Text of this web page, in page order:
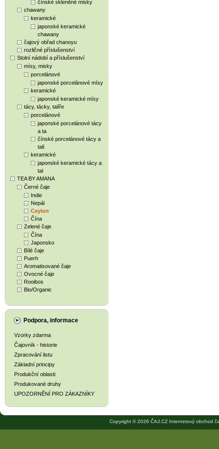
čínské skleněné misky
chawany
keramické
japonské keramické
chawany
čajový obřad chanoyu
rozličné příslušenství
Stolní nádobí a příslušenství
mísy, misky
porcelánové
japonské porcelánové mísy
keramické
japonské keramické mísy
tácy, tácky, talíře
porcelánové
japonské porcelánové tácy
a ta
čínské porcelánové tácy a
talí
keramické
japonské keramické tácy a
tal
TEA BY AMANA
Černé čaje
Indie
Nepál
Ceylon
Čína
Zelené čaje
Čína
Japonsko
Bílé čaje
Puerh
Aromatisované čaje
Ovocné čaje
Rooibos
Bio/Organic
Podpora, informace
Vzorky zdarma
Čajovník - historie
Zpracování listu
Základní principy
Produkční oblasti
Produkované druhy
UPOZORNĚNÍ PRO ZÁKAZNÍKY
Copyright © 2026 ČAJ.CZ Internetový obchod